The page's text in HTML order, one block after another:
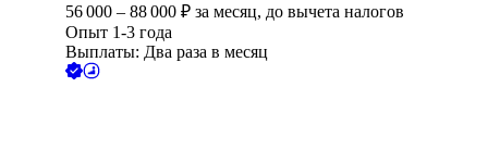
56 000 – 88 000 ₽ за месяц, до вычета налогов
Опыт 1-3 года
Выплаты: Два раза в месяц